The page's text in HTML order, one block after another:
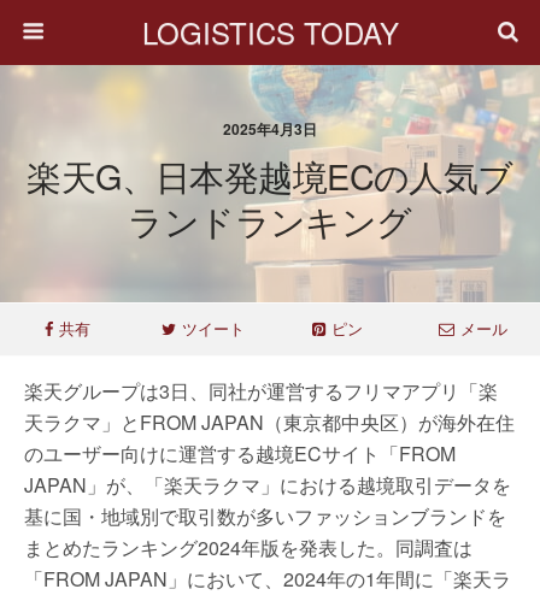
LOGISTICS TODAY
2025年4月3日
楽天G、日本発越境ECの人気ブ
ランドランキング
共有 ツイート ピン メール
楽天グループは3日、同社が運営するフリマアプリ「楽
天ラクマ」とFROM JAPAN（東京都中央区）が海外在住
のユーザー向けに運営する越境ECサイト「FROM
JAPAN」が、「楽天ラクマ」における越境取引データを
基に国・地域別で取引数が多いファッションブランドを
まとめたランキング2024年版を発表した。同調査は
「FROM JAPAN」において、2024年の1年間に「楽天ラ